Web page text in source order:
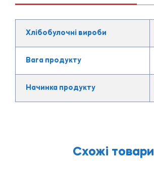
Хлібобулочні вироби
Вага продукту
Начинка продукту
Схожі товари